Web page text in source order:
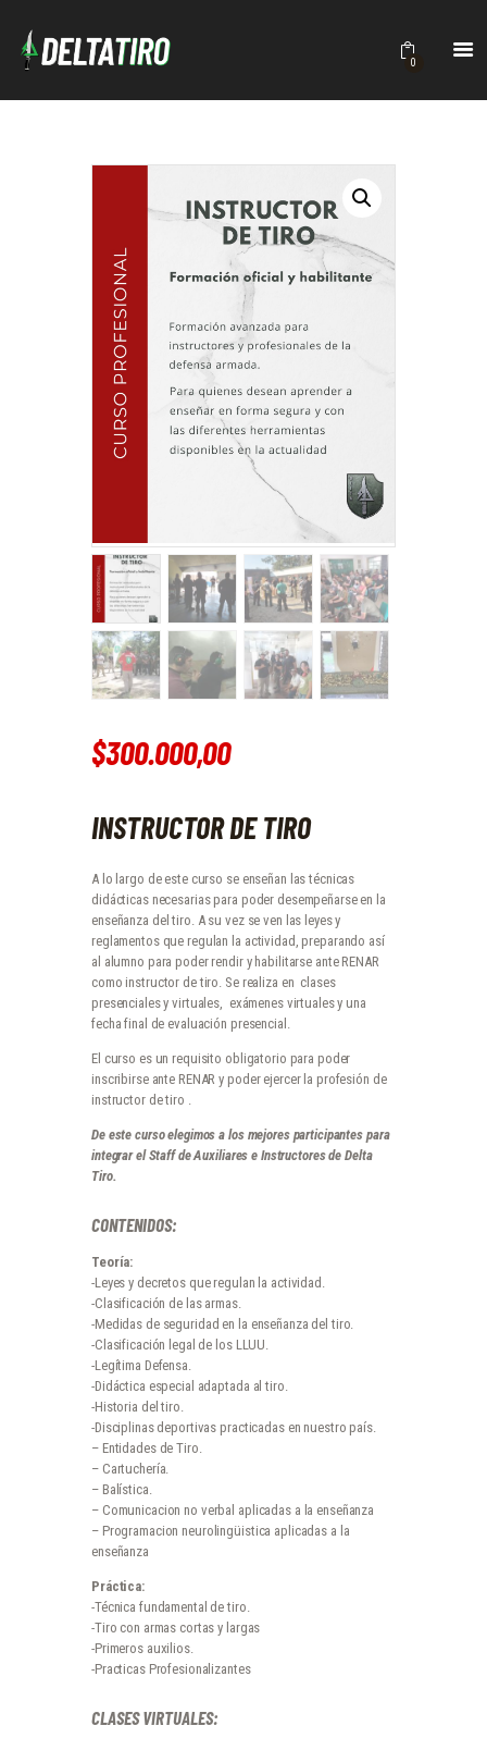
0
INICIO
CURSOS
BRUTALITY
$300.000,00
INSTRUCTOR DE TIRO
A lo largo de este curso se enseñan las técnicas
didácticas necesarias para poder desempeñarse en la
enseñanza del tiro. A su vez se ven las leyes y
reglamentos que regulan la actividad, preparando así
al alumno para poder rendir y habilitarse ante RENAR
como instructor de tiro. Se realiza en clases
presenciales y virtuales, exámenes virtuales y una
fecha final de evaluación presencial.
El curso es un requisito obligatorio para poder
inscribirse ante RENAR y poder ejercer la profesión de
instructor de tiro .
De este curso elegimos a los mejores participantes para
integrar el Staff de Auxiliares e Instructores de Delta
Tiro.
CONTENIDOS:
Teoría:
-Leyes y decretos que regulan la actividad.
-Clasificación de las armas.
-Medidas de seguridad en la enseñanza del tiro.
-Clasificación legal de los LLUU.
-Legítima Defensa.
-Didáctica especial adaptada al tiro.
-Historia del tiro.
-Disciplinas deportivas practicadas en nuestro país.
– Entidades de Tiro.
– Cartuchería.
– Balística.
– Comunicacion no verbal aplicadas a la enseñanza
– Programacion neurolingüistica aplicadas a la
enseñanza
Práctica:
-Técnica fundamental de tiro.
-Tiro con armas cortas y largas
-Primeros auxilios.
-Practicas Profesionalizantes
CLASES VIRTUALES: